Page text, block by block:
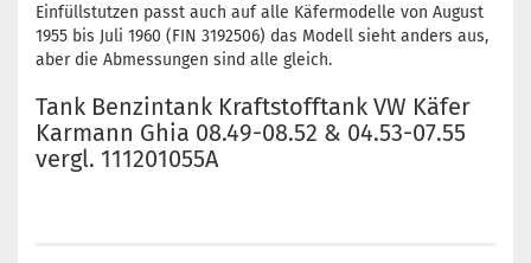
Einfüllstutzen passt auch auf alle Käfermodelle von August
1955 bis Juli 1960 (FIN 3192506) das Modell sieht anders aus,
aber die Abmessungen sind alle gleich.
Tank Benzintank Kraftstofftank VW Käfer
Karmann Ghia 08.49-08.52 & 04.53-07.55
vergl. 111201055A